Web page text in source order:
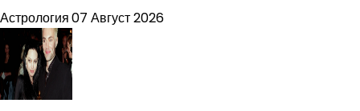
Астрология07 Август 2026